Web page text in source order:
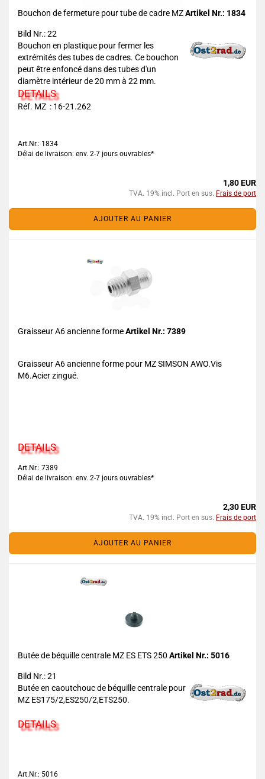
Bouchon de fermeture pour tube de cadre MZArtikel Nr.: 1834
Bild Nr.: 22
Bouchon en plastique pour fermer les
extrémités des tubes de cadres. Ce bouchon
peut être enfoncé dans des tubes d'un
diamètre intérieur de 20 mm à 22 mm.
DETAILS
Réf. MZ : 16-21.262
Art.Nr.: 1834
Délai de livraison: env. 2-7 jours ouvrables*
1,80 EUR
TVA. 19% incl. Port en sus. Frais de port
AJOUTER AU PANIER
Graisseur A6 ancienne formeArtikel Nr.: 7389
Graisseur A6 ancienne forme pour MZ SIMSON AWO.Vis
M6.Acier zingué.
DETAILS
Art.Nr.: 7389
Délai de livraison: env. 2-7 jours ouvrables*
2,30 EUR
TVA. 19% incl. Port en sus. Frais de port
AJOUTER AU PANIER
Butée de béquille centrale MZ ES ETS 250 Artikel Nr.: 5016
Bild Nr.: 21
Butée en caoutchouc de béquille centrale pour
MZ ES175/2,ES250/2,ETS250.
DETAILS
Art.Nr.: 5016